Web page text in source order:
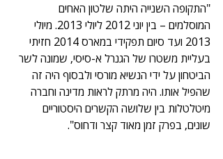
"התקופה השנייה היתה שלטון האחים
המוסלמים – בין יוני 2012 ליולי 2013. מיולי
2013 ועד סיום תפקידי במארס 2014 חזיתי
בעליית משטרו של הגנרל א-סיסי, שמונה לשר
הביטחון על ידי הנשיא מורסי ולבסוף היה זה
שהפיל אותו. היה מרתק לראות מדינה וחברה
מיטלטלות בין שלושה הקשרים היסטוריים
שונים, בפרק זמן מאוד קצר ודחוס".